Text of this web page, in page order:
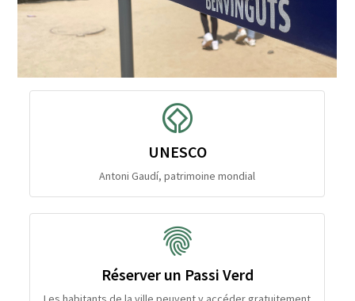
UNESCO
Antoni Gaudí, patrimoine mondial
Réserver un Passi Verd